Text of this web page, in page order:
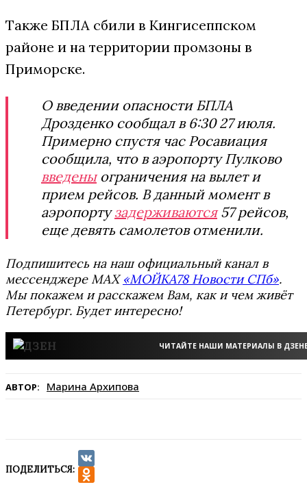
Также БПЛА сбили в Кингисеппском
районе и на территории промзоны в
Приморске.
О введении опасности БПЛА
Дрозденко сообщал в 6:30 27 июля.
Примерно спустя час Росавиация
сообщила, что в аэропорту Пулково
введеныограничения на вылет и
прием рейсов. В данный момент в
аэропортузадерживаются57 рейсов,
еще девять самолетов отменили.
Подпишитесь на наш официальный канал в
мессенджере MAX«МОЙКА78 Новости СПб».
Мы покажем и расскажем Вам, как и чем живёт
Петербург. Будет интересно!
ЧИТАЙТЕ НАШИ МАТЕРИАЛЫ В
АВТОР: Марина Архипова
ПОДЕЛИТЬСЯ:
VK